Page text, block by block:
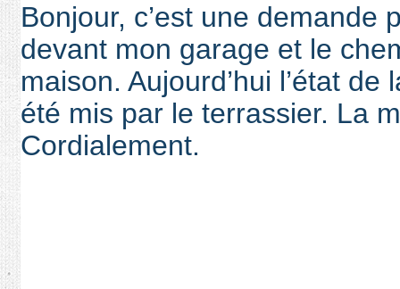
Bonjour, c’est une demande
devant mon garage et le
maison. Aujourd’hui l’état
été mis par le terrassier. La
Cordialement.